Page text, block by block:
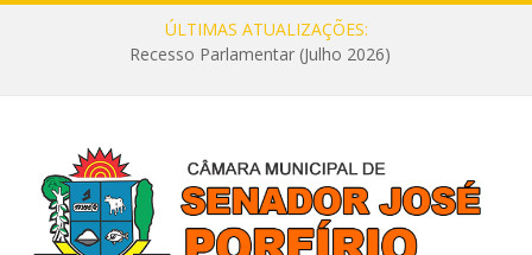
ÚLTIMAS ATUALIZAÇÕES:
Recesso Parlamentar (Julho 2026)